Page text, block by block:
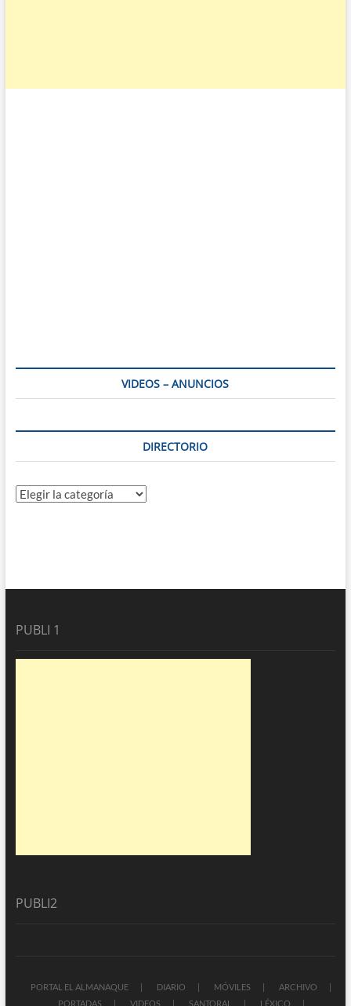
VIDEOS – ANUNCIOS
DIRECTORIO
Directorio
PUBLI 1
PUBLI2
PORTAL EL ALMANAQUE DIARIO MÓVILES
ARCHIVO
PORTADAS
VIDEOS SANTORAL LÉXICO